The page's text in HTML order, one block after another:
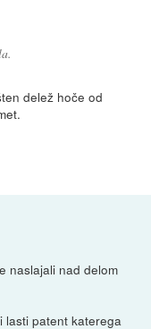
delež hoče od
naslajali nad delom
lasti patent katerega